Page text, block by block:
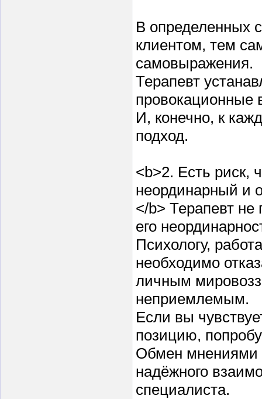
В определенных
клиентом, тем
самовыражения.
Терапевт
провокационные
И, конечно, к
подход.
<b>2. Есть риск,
неординарный и
</b> Терапевт не
его
Психологу,
необходимо
личным
неприемлемым.
Если вы
позицию,
Обмен мнениями
надёжного
специалиста.